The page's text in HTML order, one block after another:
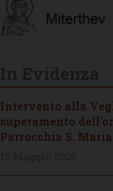
Intervento alla
superamento
Parrocchia S.